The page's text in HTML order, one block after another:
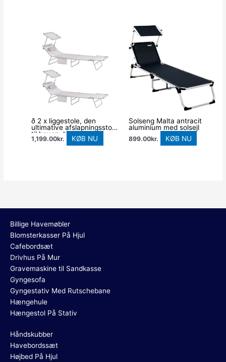
ð 2 x liggestole, den
ultimative afslapningsstol
til haven, beige
1,199.00kr. KØB NU
Solseng Malta antracit
aluminium med solsejl
899.00kr. KØB NU
Billige Havemøbler
Blomsterkasser På Hjul
Cafebordsæt
Drivhus På Mur
Gravemaskine til Sandkasse
Gyngesofa
Gyngestativ Med Rutschebane
Hængehule
Hængestol På Stativ
Håndskubber
Havebordssæt
Højbed På Hjul